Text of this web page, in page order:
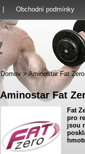
Obchodní podmínky
Domov > Aminostar Fat Zero
Aminostar Fat
Fat
pro
jsou